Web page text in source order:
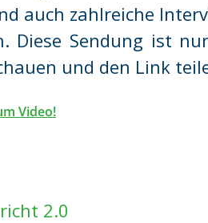
auch zahlreiche
Diese Sendung ist
und den Link
Video!
2.0